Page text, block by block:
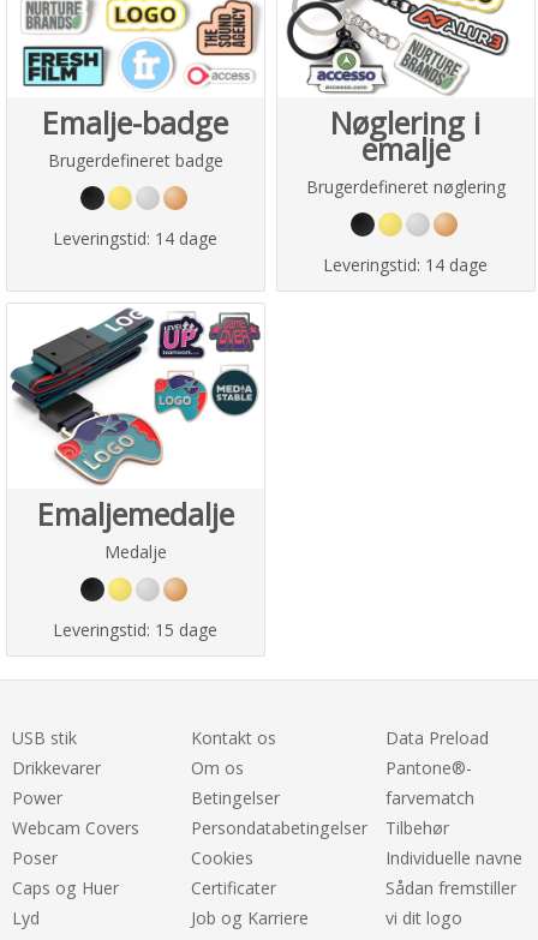
Emalje-badge
Brugerdefineret badge
Leveringstid: 14 dage
Nøglering i
emalje
Brugerdefineret nøglering
Leveringstid: 14 dage
Emaljemedalje
Medalje
Leveringstid: 15 dage
USB stik
Drikkevarer
Power
Webcam Covers
Poser
Caps og Huer
Lyd
Kontakt os
Om os
Betingelser
Persondatabetingelser
Cookies
Certificater
Job og Karriere
Data Preload
Pantone®-
farvematch
Tilbehør
Individuelle navne
Sådan fremstiller
vi dit logo